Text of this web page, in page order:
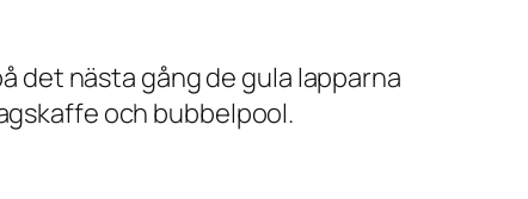
det nästa gång de gula lapparna
och bubbelpool.